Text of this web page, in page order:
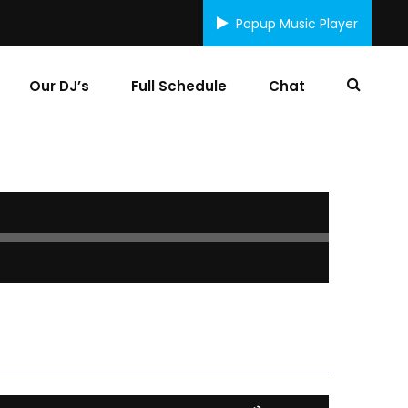
Popup Music Player
Our DJ’s Full Schedule Chat